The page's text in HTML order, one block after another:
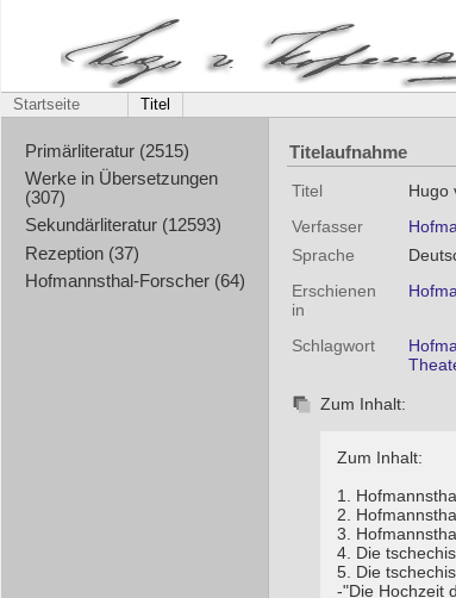
Startseite Titel
Primärliteratur (2515)
Werke in Übersetzungen
(307)
Sekundärliteratur (12593)
Rezeption (37)
Hofmannsthal-Forscher (64)
Titelaufnahme
Titel
Hugo
Verfasser
Sprache
Erschienen
in
Schlagwort
Zum Inhalt:
Zum Inhalt:
1.
2.
3.
4. Die
5. Die
-"Die Hochzeit